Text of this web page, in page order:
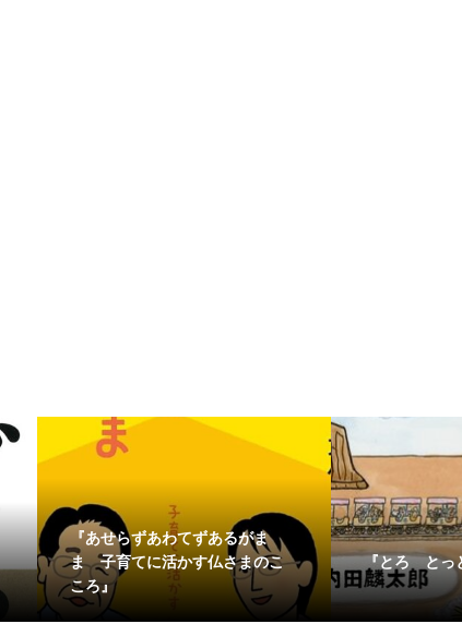
『あせらずあわてずあるがま
ま 子育てに活かす仏さまのこ
ころ』
『とろ とっ